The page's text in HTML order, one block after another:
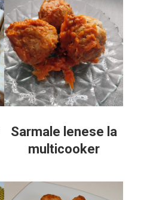
Sarmale lenese la
multicooker